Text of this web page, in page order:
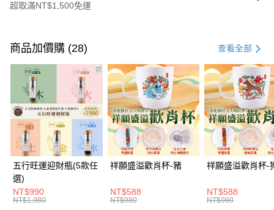
超取滿NT$1,500免運
信用卡一次付款
LINE Pay
Apple Pay
街口支付
悠遊付
Google Pay
全支付
ATM付款
商品加價購 (28) 查看全部
五行旺運迎財瓶(5款任
選)
NT$990
NT$1,980
祥願盛溢歡肖杯-豬
NT$588
NT$980
祥願盛溢歡肖杯-
NT$588
NT$980